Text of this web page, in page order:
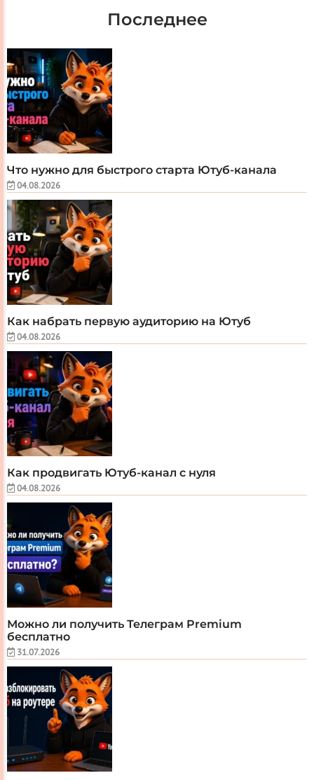
Последнее
Что нужно для быстрого старта Ютуб-канала
04.08.2026
Как набрать первую аудиторию на Ютуб
04.08.2026
Как продвигать Ютуб-канал с нуля
04.08.2026
Можно ли получить Телеграм Premium
бесплатно
31.07.2026